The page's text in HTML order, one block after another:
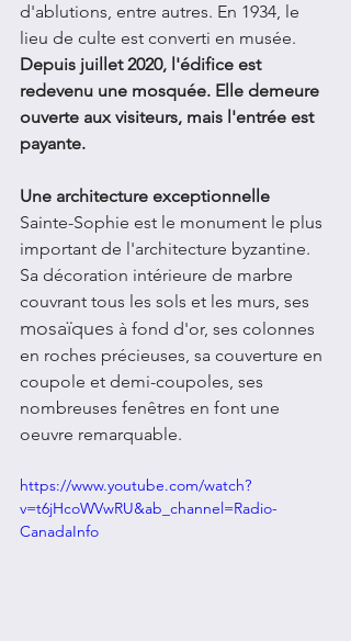
d'ablutions, entre autres. En 1934, le
lieu de culte est converti en musée.
Depuis juillet 2020, l'édifice est
redevenu une mosquée. Elle demeure
ouverte aux visiteurs, mais l'entrée est
payante.
Une architecture exceptionnelle
Sainte-Sophie est le monument le plus
important de l'architecture byzantine.
Sa décoration intérieure de marbre
couvrant tous les sols et les murs, ses
mosaïques à fond d'or, ses colonnes
en roches précieuses, sa couverture en
coupole et demi-coupoles, ses
nombreuses fenêtres en font une
oeuvre remarquable.
https://www.youtube.com/watch?
v=t6jHcoWVwRU&ab_channel=Radio-
CanadaInfo